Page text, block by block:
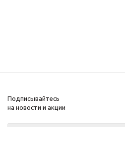
Подписывайтесь
на новости и акции